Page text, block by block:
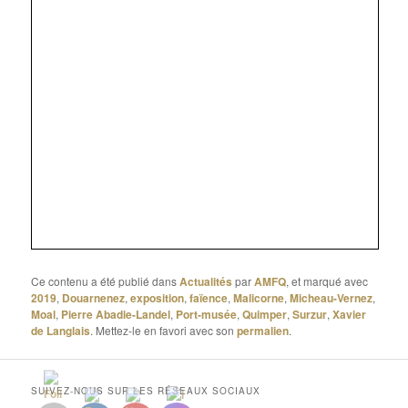
Ce contenu a été publié dansActualités parAMFQ, et marqué avec
2019, Douarnenez,exposition,faïence,Malicorne,Micheau-Vernez,
Moal, Pierre Abadie-Landel, Port-musée,Quimper,Surzur,Xavier
de Langlais. Mettez-le en favori avec sonpermalien.
SUIVEZ-NOUS SUR LES RÉSEAUX SOCIAUX